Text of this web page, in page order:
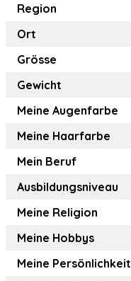
Region
Ort
Grösse
Gewicht
Meine Augenfarbe
Meine Haarfarbe
Mein Beruf
Ausbildungsniveau
Meine Religion
Meine Hobbys
Meine Persönlichkeit